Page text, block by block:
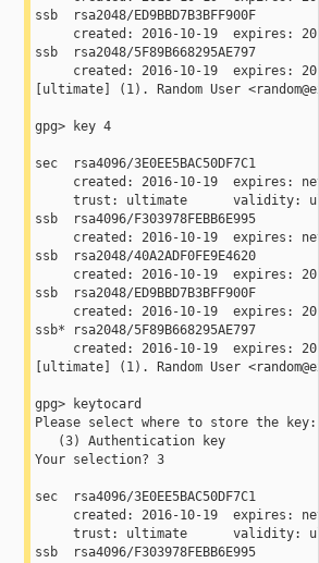
ssb  rsa2048/ED9BBD7B3BFF900F
ssb  rsa2048/5F89B668295AE797
[ultimate] (1). Random User
gpg> key 4
sec  rsa4096/3E0EE5BAC50DF7C1
trust: ultimate      validity:
ssb  rsa4096/F303978FEBB6E995
ssb  rsa2048/40A2ADF0FE9E4620
ssb  rsa2048/ED9BBD7B3BFF900F
ssb* rsa2048/5F89B668295AE797
[ultimate] (1). Random User
gpg> keytocard
Please select where to store the key:
   (3) Authentication key
Your selection? 3
sec  rsa4096/3E0EE5BAC50DF7C1
trust: ultimate      validity:
ssb  rsa4096/F303978FEBB6E995